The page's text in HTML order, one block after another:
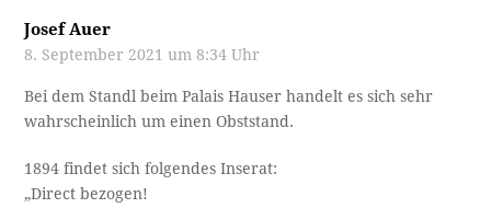
Josef Auer
8. September 2021 um 8:34 Uhr
Bei dem Standl beim Palais Hauser handelt es sich sehr
wahrscheinlich um einen Obststand.
1894 findet sich folgendes Inserat:
„Direct bezogen!